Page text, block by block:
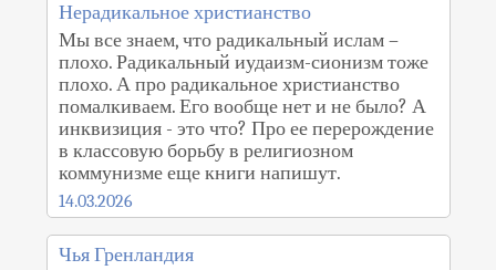
Нерадикальное христианство
Мы все знаем, что радикальный ислам –
плохо. Радикальный иудаизм-сионизм тоже
плохо. А про радикальное христианство
помалкиваем. Его вообще нет и не было? А
инквизиция - это что? Про ее перерождение
в классовую борьбу в религиозном
коммунизме еще книги напишут.
14.03.2026
Чья Гренландия